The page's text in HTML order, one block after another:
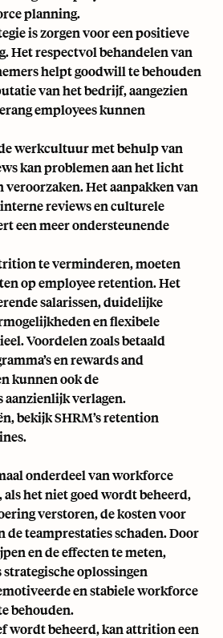
planning.
is zorgen voor een positieve
Het respectvol behandelen van
helpt goodwill te behouden
van het bedrijf, aangezien
employeeskunnen
werkcultuur met behulp van
kan problemen aan het licht
Het aanpakken van
reviews en culturele
een meer ondersteunende
te verminderen, moeten
opemployee retention. Het
salarissen, duidelijke
en flexibele
Voordelen zoals betaald
enrewards and
kunnen ook de
verlagen.
bekijkSHRM’s retention
onderdeel van workforce
het niet goed wordt beheerd,
verstoren, de kosten voor
de teamprestaties schaden. Door
en de effecten te meten,
oplossingen
en stabiele workforce
behouden.
wordt beheerd, kan attrition een